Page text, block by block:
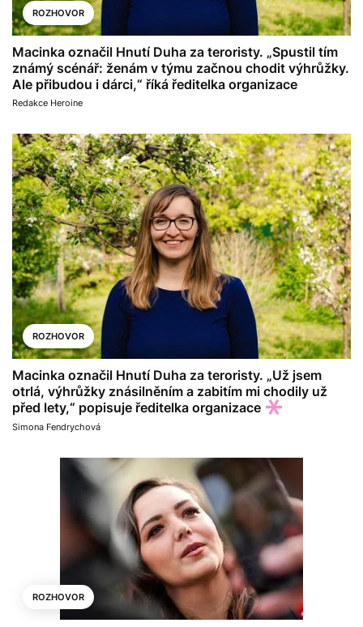
ROZHOVOR
Macinka označil Hnutí Duha za teroristy. „Spustil tím
známý scénář: ženám v týmu začnou chodit výhrůžky.
Ale přibudou i dárci,“ říká ředitelka organizace
Redakce Heroine
ROZHOVOR
Macinka označil Hnutí Duha za teroristy. „Už jsem
otrlá, výhrůžky znásilněním a zabitím mi chodily už
před lety,“ popisuje ředitelka organizace
Simona Fendrychová
ROZHOVOR